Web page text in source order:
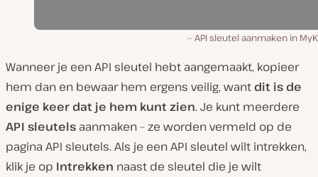
API sleutel aanmaken in
Wanneer je een API sleutel hebt aangemaakt, kopieer
hem dan en bewaar hem ergens veilig, want dit is de
enige keer dat je hem kunt zien. Je kunt meerdere
API sleutels aanmaken – ze worden vermeld op de
pagina API sleutels. Als je een API sleutel wilt intrekken,
klik je op Intrekken naast de sleutel die je wilt